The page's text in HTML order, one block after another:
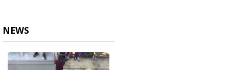
NEWS